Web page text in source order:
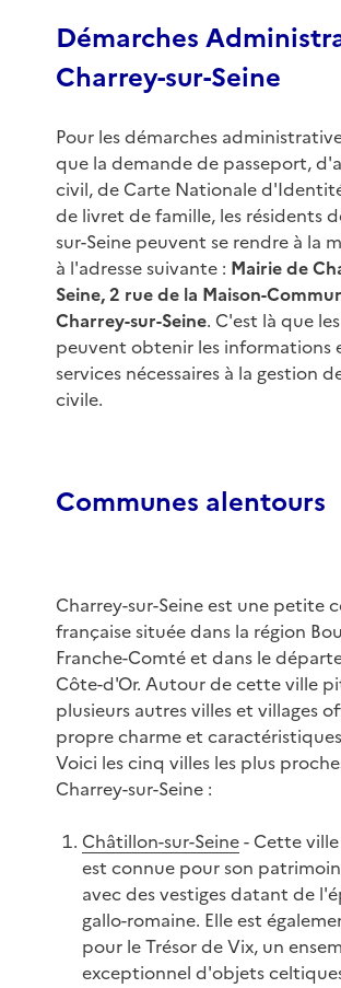
Démarches
Charrey-sur-Seine
Pour les démarches
que la demande de passeport,
civil, de Carte Nationale
de livret de famille, les résidents
sur-Seine peuvent se rendre à la
à l'adresse suivante : Mairie de
Seine, 2 rue de la Maison-
Charrey-sur-Seine. C'est là que
peuvent obtenir les informations
services nécessaires à la gestion
civile.
Communes alentours
Charrey-sur-Seine est une petite
française située dans la région
Franche-Comté et dans le
Côte-d'Or. Autour de cette ville
plusieurs autres villes et villages
propre charme et
Voici les cinq villes les plus
Charrey-sur-Seine :
Châtillon-sur-Seine- Cette
est connue pour son
avec des vestiges datant de
gallo-romaine. Elle est
pour le Trésor de Vix, un
exceptionnel d'objets